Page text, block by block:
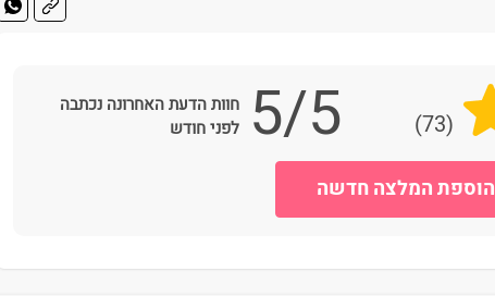
(73)
5/5 חוות הדעת האחרונה נכתבה
לפני חודש
הוספת המלצה חדשה